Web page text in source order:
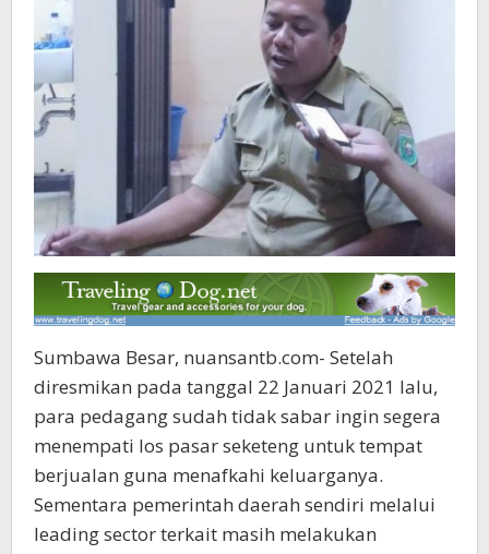
Sumbawa Besar, nuansantb.com- Setelah
diresmikan pada tanggal 22 Januari 2021 lalu,
para pedagang sudah tidak sabar ingin segera
menempati los pasar seketeng untuk tempat
berjualan guna menafkahi keluarganya.
Sementara pemerintah daerah sendiri melalui
leading sector terkait masih melakukan